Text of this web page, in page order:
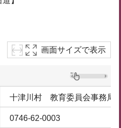
画面サイズで表示
十津川村 教育委員会事務局
0746-62-0003